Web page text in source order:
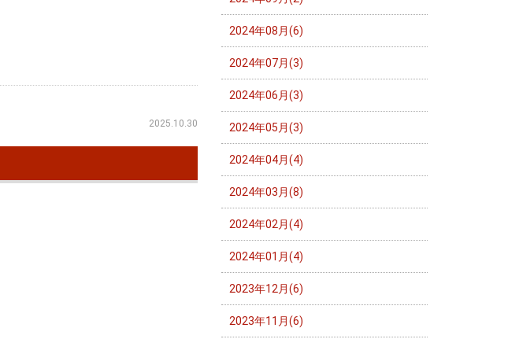
2025.10.30
2024年08月(6)
2024年07月(3)
2024年06月(3)
2024年05月(3)
2024年04月(4)
2024年03月(8)
2024年02月(4)
2024年01月(4)
2023年12月(6)
2023年11月(6)